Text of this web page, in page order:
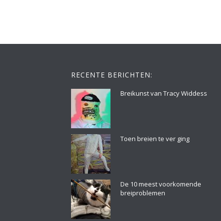
RECENTE BERICHTEN:
Breikunst van Tracy Widdess
Toen breien te ver ging
De 10 meest voorkomende
breiproblemen